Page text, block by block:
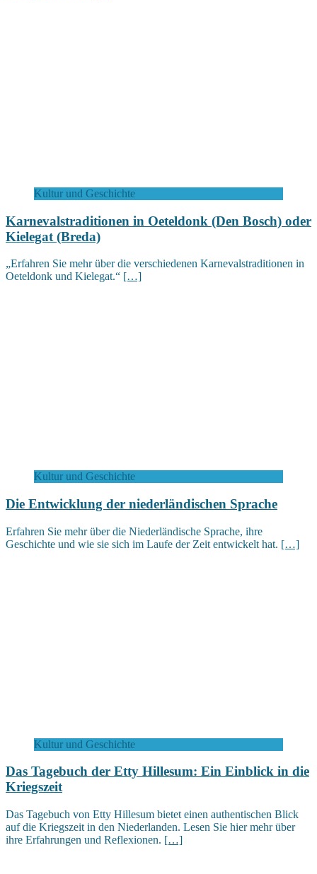
Kultur und Geschichte
Karnevalstraditionen in Oeteldonk (Den Bosch) oder
Kielegat (Breda)
„Erfahren Sie mehr über die verschiedenen Karnevalstraditionen in
Oeteldonk und Kielegat.“ […]
Kultur und Geschichte
Die Entwicklung der niederländischen Sprache
Erfahren Sie mehr über die Niederländische Sprache, ihre
Geschichte und wie sie sich im Laufe der Zeit entwickelt hat. […]
Kultur und Geschichte
Das Tagebuch der Etty Hillesum: Ein Einblick in die
Kriegszeit
Das Tagebuch von Etty Hillesum bietet einen authentischen Blick
auf die Kriegszeit in den Niederlanden. Lesen Sie hier mehr über
ihre Erfahrungen und Reflexionen. […]